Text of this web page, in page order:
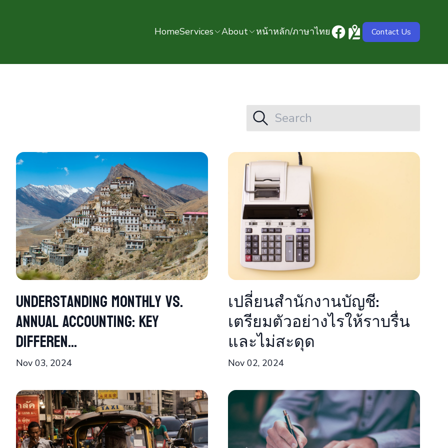
HomeServices About หน้าหลัก/ภาษาไทย Contact Us
Understanding Monthly vs.
Annual Accounting: Key
Differen...
Nov 03, 2024
เปลี่ยนสำนักงานบัญชี:
เตรียมตัวอย่างไรให้ราบรื่น
และไม่สะดุด
Nov 02, 2024